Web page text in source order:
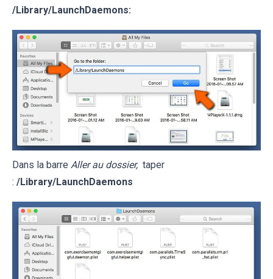
/Library/LaunchDaemons:
Dans la barre Aller au dossier, taper
: /Library/LaunchDaemons